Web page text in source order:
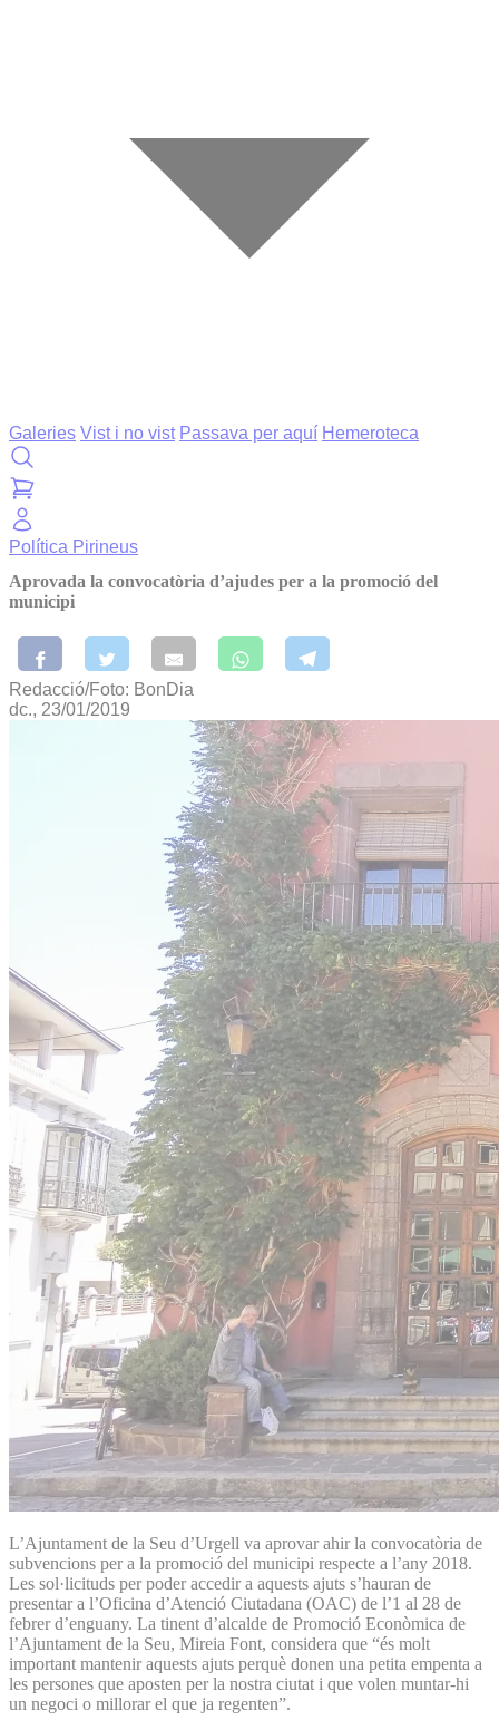
Galeries Vist i no vist Passava per aquí Hemeroteca
Política Pirineus
Aprovada la convocatòria d’ajudes per a la promoció del
municipi
Redacció/Foto: BonDia
dc., 23/01/2019
L’Ajuntament de la Seu d’Urgell va aprovar ahir la convocatòria de
subvencions per a la promoció del municipi respecte a l’any 2018.
Les sol·licituds per poder accedir a aquests ajuts s’hauran de
presentar a l’Oficina d’Atenció Ciutadana (OAC) de l’1 al 28 de
febrer d’enguany. La tinent d’alcalde de Promoció Econòmica de
l’Ajuntament de la Seu, Mireia Font, considera que “és molt
important mantenir aquests ajuts perquè donen una petita empenta a
les persones que aposten per la nostra ciutat i que volen muntar-hi
un negoci o millorar el que ja regenten”.